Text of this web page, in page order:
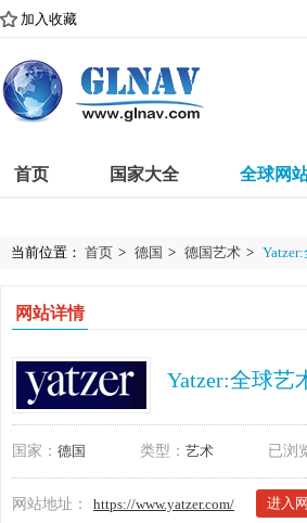
加入收藏
首页 国家大全 全球网
当前位置： 首页 > 德国 > 德国艺术 >
网站详情
Yatzer:全球艺
国家： 德国 类型： 艺术 已浏
网站地址： https://www.yatzer.com/ 进入